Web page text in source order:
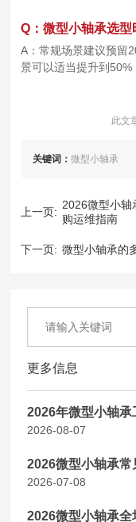
Q：微型小轴承选型
A：常规场景建议预留
景可以适当提升到50%
此文
关键词：微型小轴承
上一页:
2026微型小轴
购运维指南
下一页: 微型小轴承的
更多信息
2026年微型小轴
科普指南
2026-08-07
2026微型小轴承
购运维指南
2026-07-08
2026微型小轴承